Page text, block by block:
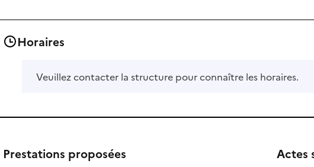
Horaires
Veuillez contacter la structure pour connaître les horaires.
Prestations proposées Actes